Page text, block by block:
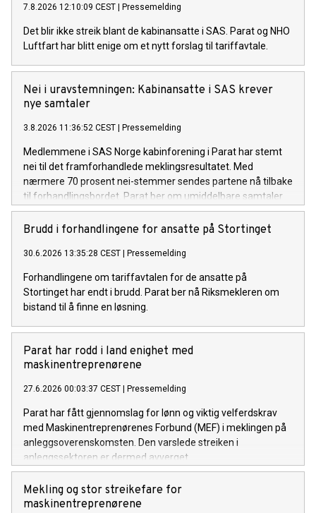
7.8.2026 12:10:09 CEST Pressemelding
Det blir ikke streik blant de kabinansatte i SAS. Parat og NHO
Luftfart har blitt enige om et nytt forslag til tariffavtale.
Nei i uravstemningen: Kabinansatte i SAS krever
nye samtaler
3.8.2026 11:36:52 CEST Pressemelding
Medlemmene i SAS Norge kabinforening i Parat har stemt
nei til det framforhandlede meklingsresultatet. Med
nærmere 70 prosent nei-stemmer sendes partene nå tilbake
til forhandlingsbordet. Parat ber om umiddelbare samtaler
med SAS og NHO Luftfart for å unngå streik.
Brudd i forhandlingene for ansatte på Stortinget
30.6.2026 13:35:28 CEST Pressemelding
Forhandlingene om tariffavtalen for de ansatte på
Stortinget har endt i brudd. Parat ber nå Riksmekleren om
bistand til å finne en løsning.
Parat har rodd i land enighet med
maskinentreprenørene
27.6.2026 00:03:37 CEST Pressemelding
Parat har fått gjennomslag for lønn og viktig velferdskrav
med Maskinentreprenørenes Forbund (MEF) i meklingen på
anleggsoverenskomsten. Den varslede streiken i
anleggssektoren er dermed avverget.
Mekling og stor streikefare for
maskinentreprenørene